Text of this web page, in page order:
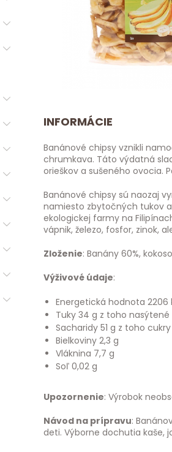
INFORMÁCIE
Banánové chipsy vznikli
chrumkava. Táto výdatná
orieškov a sušeného ovocia.
Banánové chipsy sú naozaj
namiesto zbytočných tukov
ekologickej farmy na
vápnik, železo, fosfor, zinok,
Zloženie: Banány 60%,
Výživové údaje:
Energetická hodnota 2206
Tuky 34 g z toho
Sacharidy 51 g z toho
Bielkoviny 2,3 g
Vláknina 7,7 g
Soľ 0,02 g
Upozornenie: Výrobok
Návod na prípravu:
deti. Výborne dochutia kaše,